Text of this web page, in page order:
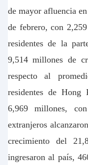
de mayor afluencia
de febrero, con
residentes de la
9,514 millones de
respecto al
residentes de Hong
6,969 millones,
extranjeros
crecimiento del
ingresaron al país,